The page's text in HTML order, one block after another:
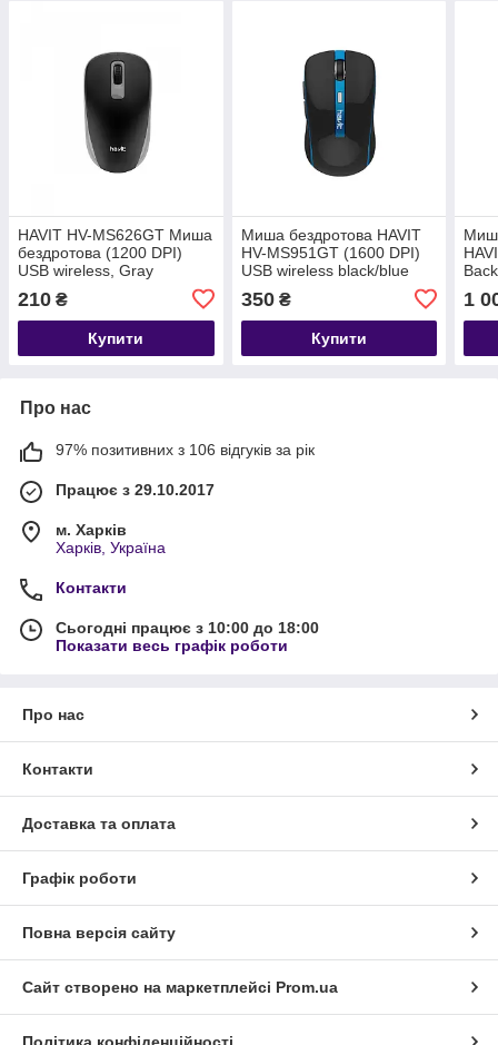
HAVIT HV-MS626GT Миша
бездротова (1200 DPI)
USB wireless, Gray
210 ₴
Купити
Миша бездротова HAVIT
HV-MS951GT (1600 DPI)
USB wireless black/blue
350₴
Купити
1
Про нас
97% позитивних з 106 відгуків за рік
Працює з 29.10.2017
м. Харків
Харків, Україна
Контакти
Сьогодні працює з 10:00 до 18:00
Показати весь графік роботи
Про нас
Контакти
Доставка та оплата
Графік роботи
Повна версія сайту
Сайт створено на маркетплейсі Prom.ua